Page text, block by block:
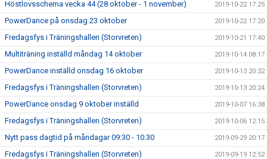
Höstlovsschema vecka 44 (28 oktober - 1 november) 2019-10-22 17:25
PowerDance på onsdag 23 oktober 2019-10-22 17:20
Fredagsfys i Träningshallen (Storvreten) 2019-10-21 17:40
Multiträning inställd måndag 14 oktober 2019-10-14 08:17
PowerDance inställd onsdag 16 oktober 2019-10-13 20:32
Fredagsfys i Träningshallen (Storvreten) 2019-10-13 20:24
PowerDance onsdag 9 oktober inställd 2019-10-07 16:38
Fredagsfys i Träningshallen (Storvreten) 2019-10-06 12:15
Nytt pass dagtid på måndagar 09:30 - 10.30 2019-09-29 20:17
Fredagsfys i Träningshallen (Storvreten) 2019-09-19 12:52